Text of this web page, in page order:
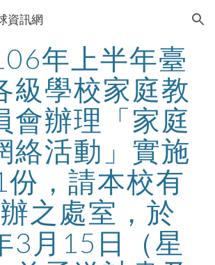
Skip to navigation
資訊網
年上半年臺
級學校家庭教
會辦理「家庭
絡活動」實施
份，請本校有
之處室，於
3月15日（星